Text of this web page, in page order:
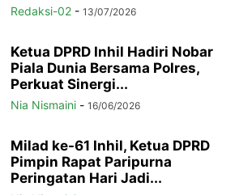
Redaksi-02 - 13/07/2026
Ketua DPRD Inhil Hadiri Nobar
Piala Dunia Bersama Polres,
Perkuat Sinergi...
Nia Nismaini - 16/06/2026
Milad ke-61 Inhil, Ketua DPRD
Pimpin Rapat Paripurna
Peringatan Hari Jadi...